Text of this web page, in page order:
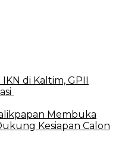
di Kaltim, GPII
Membuka
Kesiapan Calon